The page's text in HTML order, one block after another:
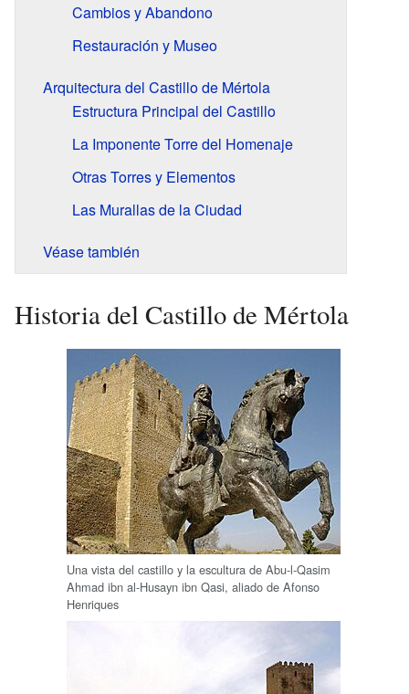
Cambios y Abandono
Restauración y Museo
Arquitectura del Castillo de Mértola
Estructura Principal del Castillo
La Imponente Torre del Homenaje
Otras Torres y Elementos
Las Murallas de la Ciudad
Véase también
Historia del Castillo de Mértola
Una vista del castillo y la escultura de Abu-l-Qasim
Ahmad ibn al-Husayn ibn Qasi, aliado de Afonso
Henriques